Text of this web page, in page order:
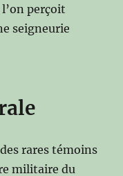
perçoit
seigneurie
rares témoins
militaire du